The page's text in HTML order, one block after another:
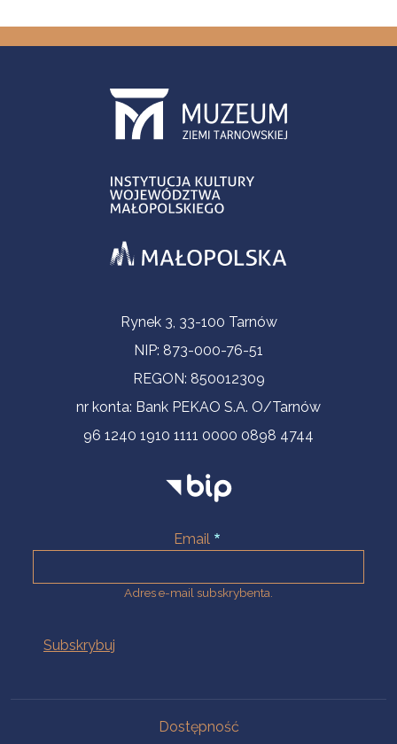
Informacje kontaktoweRynek 3, 33-100 Tarnów
NIP: 873-000-76-51
REGON: 850012309
nr konta: Bank PEKAO S.A. O/Tarnów
96 1240 1910 1111 0000 0898 4744
Email
Adres e-mail subskrybenta.
Dostępność